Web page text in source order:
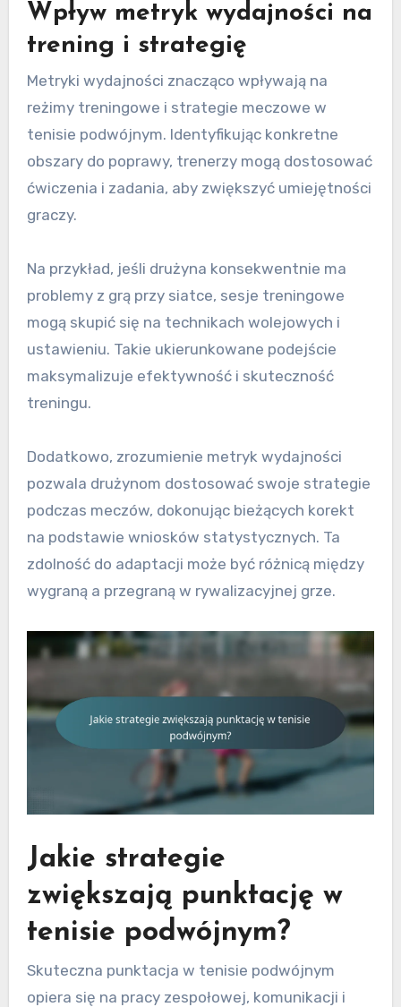
Wpływ metryk wydajności na
trening i strategię
Metryki wydajności znacząco wpływają na
reżimy treningowe i strategie meczowe w
tenisie podwójnym. Identyfikując konkretne
obszary do poprawy, trenerzy mogą dostosować
ćwiczenia i zadania, aby zwiększyć umiejętności
graczy.
Na przykład, jeśli drużyna konsekwentnie ma
problemy z grą przy siatce, sesje treningowe
mogą skupić się na technikach wolejowych i
ustawieniu. Takie ukierunkowane podejście
maksymalizuje efektywność i skuteczność
treningu.
Dodatkowo, zrozumienie metryk wydajności
pozwala drużynom dostosować swoje strategie
podczas meczów, dokonując bieżących korekt
na podstawie wniosków statystycznych. Ta
zdolność do adaptacji może być różnicą między
wygraną a przegraną w rywalizacyjnej grze.
Jakie strategie
zwiększają punktację w
tenisie podwójnym?
Skuteczna punktacja w tenisie podwójnym
opiera się na pracy zespołowej, komunikacji i